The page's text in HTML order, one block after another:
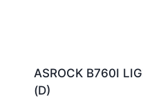
ASROCK B760I
(D)